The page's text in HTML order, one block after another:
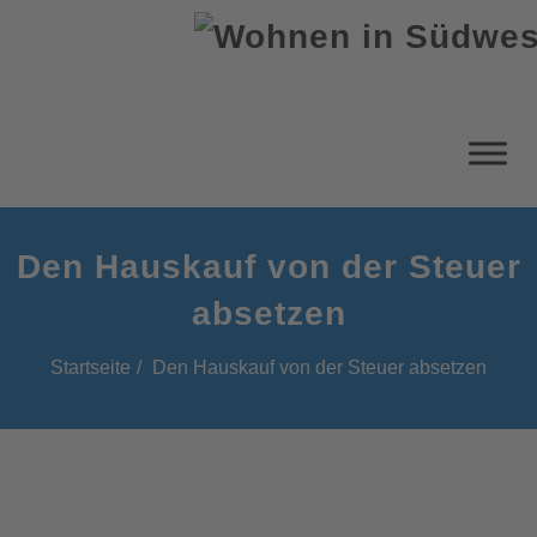
Den Hauskauf von der Steuer
absetzen
Startseite Den Hauskauf von der Steuer absetzen